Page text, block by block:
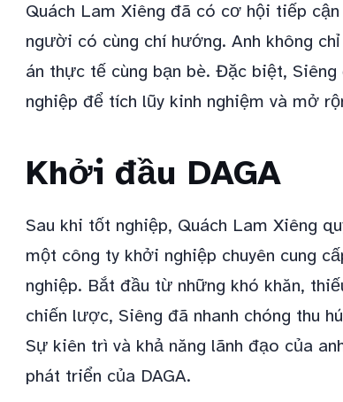
Quách Lam Xiêng đã có cơ hội tiếp
người có cùng chí hướng. Anh không
án thực tế cùng bạn bè. Đặc biệt,
nghiệp để tích lũy kinh nghiệm và mở
Khởi đầu DAGA
Sau khi tốt nghiệp, Quách Lam Xiêng
một công ty khởi nghiệp chuyên cung
nghiệp. Bắt đầu từ những khó khăn,
chiến lược, Siêng đã nhanh chóng thu
Sự kiên trì và khả năng lãnh đạo của
phát triển của DAGA.